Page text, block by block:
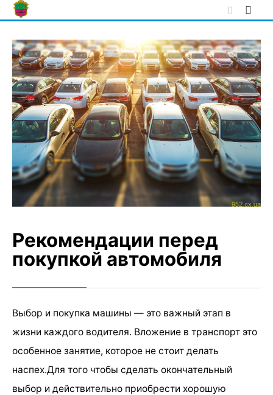
Skip
to
Рекомендации перед
покупкой автомобиля
Выбор и покупка машины — это важный этап в
жизни каждого водителя. Вложение в транспорт это
особенное занятие, которое не стоит делать
наспех.Для того чтобы сделать окончательный
выбор и действительно приобрести хорошую